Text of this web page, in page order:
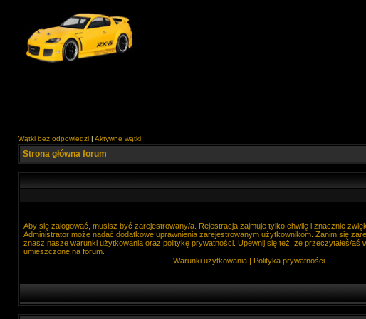
Wątki bez odpowiedzi | Aktywne wątki
Strona główna forum
Aby się zalogować, musisz być zarejestrowany/a. Rejestracja zajmuje tylko chwilę i znacznie
Administrator może nadać dodatkowe uprawnienia zarejestrowanym użytkownikom. Zanim się
znasz nasze warunki użytkowania oraz politykę prywatności. Upewnij się też, że przeczytałeś/aś
umieszczone na forum.
Warunki użytkowania | Polityka prywatności